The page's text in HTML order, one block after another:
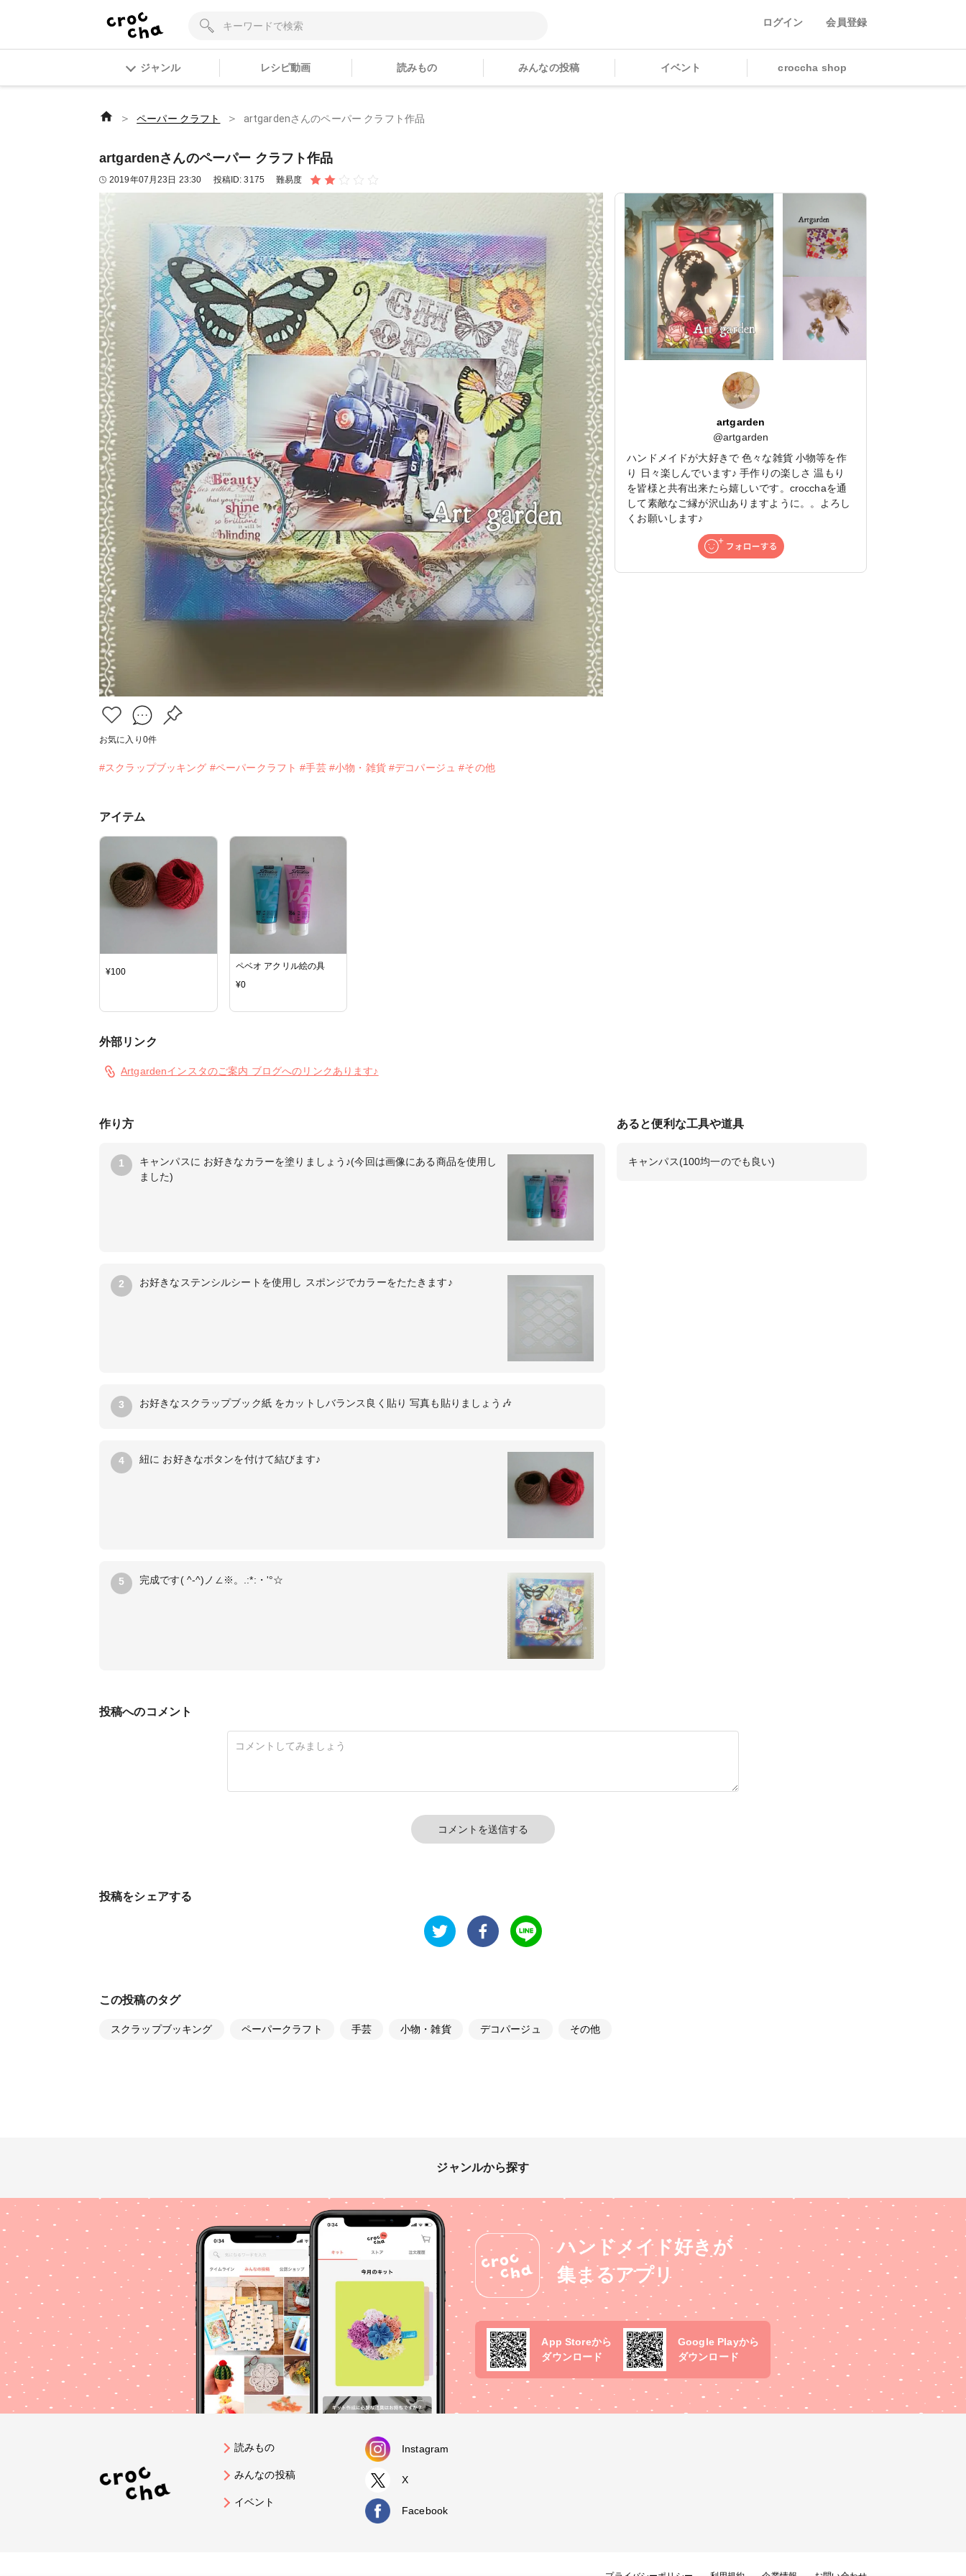
ログイン 会員登録
ジャンル レシピ動画 読みもの みんなの投稿 イベント croccha shop
＞ ペーパー クラフト ＞ artgardenさんのペーパー クラフト作品
artgardenさんのペーパー クラフト作品
2019年07月23日 23:30 投稿ID:3175 難易度
お気に入り 0件
#スクラップブッキング #ペーパークラフト #手芸 #小物・雑貨 #デコパージュ #その他
artgarden
@artgarden
ハンドメイドが大好きで 色々な雑貨 小物等を作
り 日々楽しんでいます♪ 手作りの楽しさ 温もり
を皆様と共有出来たら嬉しいです。crocchaを通
して素敵なご縁が沢山ありますように。。よろし
くお願いします♪
アイテム
¥100
ペベオ アクリル絵の具
¥0
外部リンク
Artgardenインスタのご案内 ブログへのリンクあります♪
作り方
1
キャンパスに お好きなカラーを塗りましょう♪(今回は画像にある商品を使用し
ました)
2 お好きなステンシルシートを使用し スポンジでカラーをたたきます♪
3 お好きなスクラップブック紙 をカットしバランス良く貼り 写真も貼りましょう🎶
4 紐に お好きなボタンを付けて結びます♪
5 完成です( ^-^)ノ∠※。.:*:・'°☆
あると便利な工具や道具
キャンパス(100均一のでも良い)
投稿へのコメント
コメントを送信する
投稿をシェアする
この投稿のタグ
スクラップブッキング ペーパークラフト 手芸 小物・雑貨 デコパージュ その他
ジャンルから探す
ハンドメイド好きが
集まるアプリ
App Storeから
ダウンロード
Google Playから
ダウンロード
読みもの
みんなの投稿
イベント
Instagram
X
Facebook